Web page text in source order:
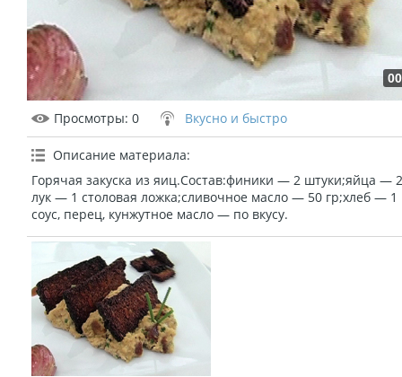
Просмотры: 0 Вкусно и быстро
Описание материала:
Горячая закуска из яиц.Состав:финики — 2 штуки;яйца —
лук — 1 столовая ложка;сливочное масло — 50 гр;хлеб — 1
соус, перец, кунжутное масло — по вкусу.